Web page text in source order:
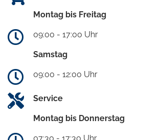
Montag bis Freitag
09:00 - 17:00 Uhr
Samstag
09:00 - 12:00 Uhr
Service
Montag bis Donnerstag
07:30 - 17:30 Uhr